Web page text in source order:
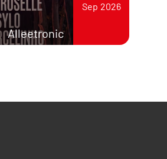
Alleetronic
Sep 2026